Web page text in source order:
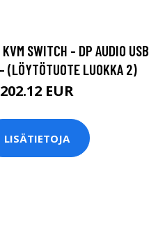
SWITCH - DP AUDIO USB
LUOKKA 2)
202.12 EUR
LISÄTIETOJA